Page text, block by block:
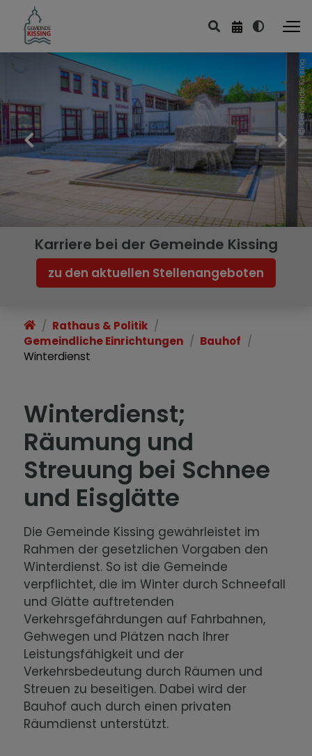
Gemeindliche Einrichtungen
Jugendtreff Saphir
Öffentliche Bücherei
Bauhof
Freiwillige Feuerwehr
Friedhof
Gemeinde Kissing
Karriere bei der Gemeinde Kissing
zu den aktuellen Stellenangeboten
Rathaus & Politik
Gemeindliche Einrichtungen
Bauhof
Winterdienst
Winterdienst;
Räumung und
Streuung bei Schnee
und Eisglätte
Die Gemeinde Kissing gewährleistet im
Rahmen der gesetzlichen Vorgaben den
Winterdienst. So ist die Gemeinde
verpflichtet, die im Winter durch Schneefall
und Glätte auftretenden
Verkehrsgefährdungen auf Fahrbahnen,
Gehwegen und Plätzen nach Ihrer
Leistungsfähigkeit und der
Verkehrsbedeutung durch Räumen und
Streuen zu beseitigen. Dabei wird der
Bauhof auch durch einen privaten
Räumdienst unterstützt.